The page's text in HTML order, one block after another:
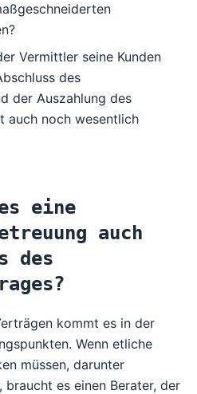
Vermittler seine Kunden
des
der Auszahlung des
auch noch wesentlich
eine
auch
des
kommt es in der
Wenn etliche
müssen, darunter
braucht es einen Berater, der